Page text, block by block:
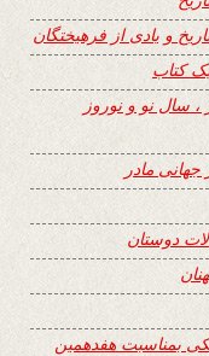
و یادی از فرهیختگان
کتاب
، سال نو و نوروز
مادر
دوستان
بمناسبت هفدهمین